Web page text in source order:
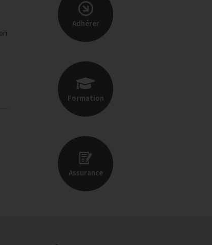
Adhérer
Formation
Assurance